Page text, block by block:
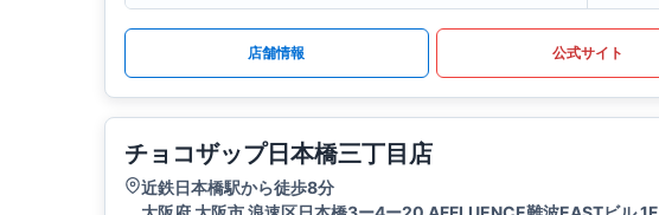
店舗情報 公式サイト
チョコザップ日本橋三丁目店
近鉄日本橋駅から徒歩8分